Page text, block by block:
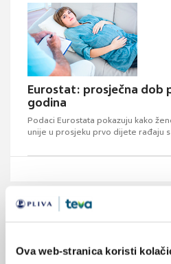
Ova web-stranica koristi
Eurostat: prosječna dob
godina
Podaci Eurostata pokazuju kako
unije u prosjeku prvo dijete rađaju